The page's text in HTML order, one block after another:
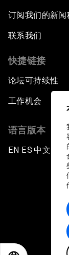
订阅我们的新闻
联系我们
快捷链接
论坛可持续性
工作机会
语言版本
EN ▪ES▪中文▪ 日